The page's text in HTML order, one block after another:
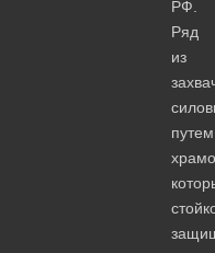
РФ.
Ряд
из
путем